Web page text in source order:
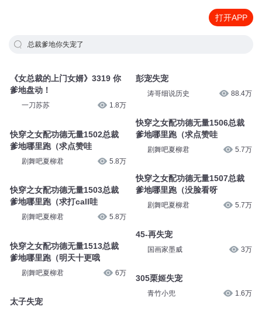
打开APP
总裁爹地你失宠了
《女总裁的上门女婿》3319 你
爹地盘动！
一刀苏苏 1.8万
快穿之女配功德无量1502总裁
爹地哪里跑（求点赞哇
剧舞吧夏柳君 5.8万
快穿之女配功德无量1503总裁
爹地哪里跑（求打call哇
剧舞吧夏柳君 5.8万
快穿之女配功德无量1513总裁
爹地哪里跑（明天十更哦
剧舞吧夏柳君 6万
太子失宠
彭宠失宠
涛哥细说历史 88.4万
快穿之女配功德无量1506总裁
爹地哪里跑（求点赞哇
剧舞吧夏柳君 5.7万
快穿之女配功德无量1507总裁
爹地哪里跑（没脸看呀
剧舞吧夏柳君 5.7万
45-再失宠
国画家墨威 3万
305栗姬失宠
青竹小兜 1.6万